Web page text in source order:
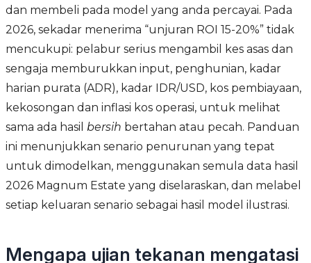
dan membeli pada model yang anda percayai. Pada
2026, sekadar menerima “unjuran ROI 15-20%” tidak
mencukupi: pelabur serius mengambil kes asas dan
sengaja memburukkan input, penghunian, kadar
harian purata (ADR), kadar IDR/USD, kos pembiayaan,
kekosongan dan inflasi kos operasi, untuk melihat
sama ada hasil bersih bertahan atau pecah. Panduan
ini menunjukkan senario penurunan yang tepat
untuk dimodelkan, menggunakan semula data hasil
2026 Magnum Estate yang diselaraskan, dan melabel
setiap keluaran senario sebagai hasil model ilustrasi.
Mengapa ujian tekanan mengatasi